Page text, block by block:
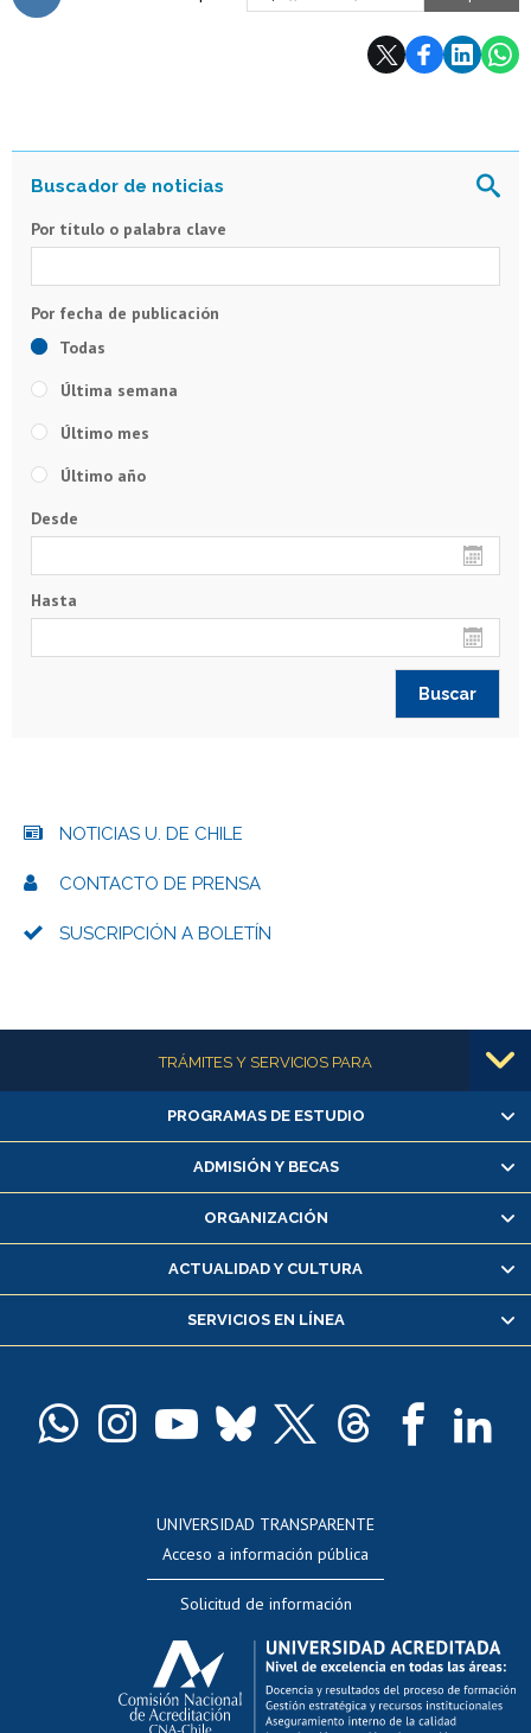
Por título o palabra clave
Todas
Última semana
Último mes
Último año
Desde
Hasta
NOTICIAS U. DE CHILE
CONTACTO DE PRENSA
SUSCRIPCIÓN A BOLETÍN
Más informaciónTRÁMITES Y SERVICIOS PARA
Alumnas/os y exalumnas/os
Matrícula en línea
Inscripción y cambio de asignaturas
Consulta y certificado de notas
Servicio médico y dental
Pago de arancel y crédito alumnos
Docentes
Evaluación docente
Calificación académica
Postulación al AUCAI
Funcionarias/os
PROGRAMAS DE ESTUDIO
ADMISIÓN Y BECAS
ORGANIZACIÓN
ACTUALIDAD Y CULTURA
SERVICIOS EN LÍNEA
UNIVERSIDAD TRANSPARENTE
Acceso a información pública
Solicitud de información